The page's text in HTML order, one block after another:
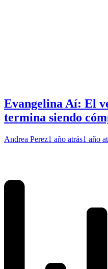
Evangelina Aí: El
termina siendo
Andrea Perez1 año atrás1 año